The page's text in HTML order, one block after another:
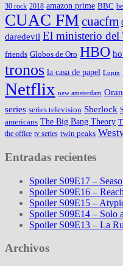
30 rock 2018 amazon prime BBC
CUAC FMcuacfm
daredevil El ministerio del
friends Globos de Oro HBO
tronos la casa de papel Lupin
Netflix new amsterdam
series series television Sherlock
americans The Big Bang Theory
the office tv series twin peaks
Entradas recientes
Spoiler S09E17 –
Spoiler S09E16 –
Spoiler S09E15 –
Spoiler S09E14 – Solo
Spoiler S09E13 – La
Archivos